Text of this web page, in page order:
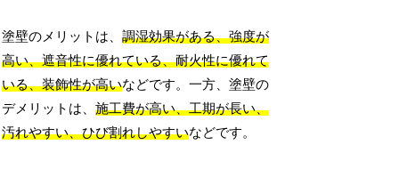
塗壁のメリットは、調湿効果がある、強度が
高い、遮音性に優れている、耐火性に優れて
いる、装飾性が高いなどです。一方、塗壁の
デメリットは、施工費が高い、工期が長い、
汚れやすい、ひび割れしやすいなどです。